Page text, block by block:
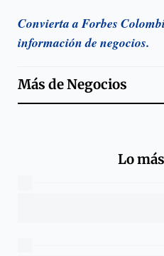
Convierta a Forbes
información de negocios.
Más deNegocios
Lo